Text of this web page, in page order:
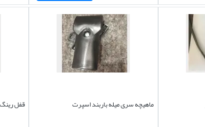
ماهیچه سری میله باربند اسپرت قفل رینگ